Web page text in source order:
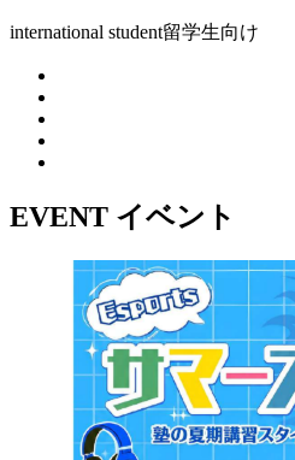
international student留学生向け
EVENT イベント